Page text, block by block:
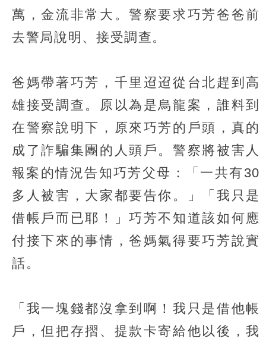
萬，金流非常大。警察要求巧芳爸爸前
去警局說明、接受調查。
爸媽帶著巧芳，千里迢迢從台北趕到高
雄接受調查。原以為是烏龍案，誰料到
在警察說明下，原來巧芳的戶頭，真的
成了詐騙集團的人頭戶。警察將被害人
報案的情況告知巧芳父母：「一共有30
多人被害，大家都要告你。」「我只是
借帳戶而已耶！」巧芳不知道該如何應
付接下來的事情，爸媽氣得要巧芳說實
話。
「我一塊錢都沒拿到啊！我只是借他帳
戶，但把存摺、提款卡寄給他以後，我